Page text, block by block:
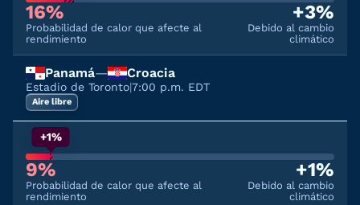
16%
Probabilidad de calor que afecte al
rendimiento
+3%
Debido al cambio
climático
Panamá— Croacia
Estadio de Toronto|7:00 p.m. EDT
Aire libre
+1%
9%
Probabilidad de calor que afecte al
rendimiento
+1%
Debido al cambio
climático